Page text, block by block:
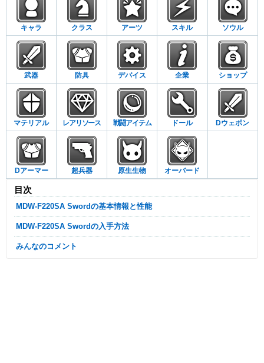
キャラ クラス アーツ スキル ソウル
武器 防具 デバイス 企業 ショップ
マテリアル レアリソース 戦闘アイテム ドール Dウェポン
Dアーマー 超兵器 原生生物 オーバード
目次
MDW-F220SA Swordの基本情報と性能
MDW-F220SA Swordの入手方法
みんなのコメント